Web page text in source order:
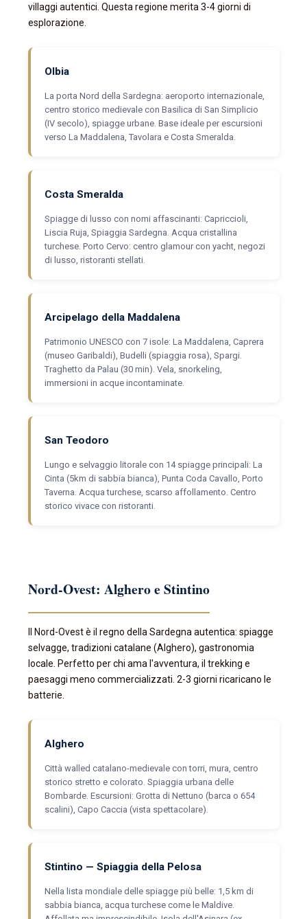
villaggi autentici. Questa regione merita 3-4 giorni di
esplorazione.
Olbia
La porta Nord della Sardegna: aeroporto internazionale,
centro storico medievale con Basilica di San Simplicio
(IV secolo), spiagge urbane. Base ideale per escursioni
verso La Maddalena, Tavolara e Costa Smeralda.
Costa Smeralda
Spiagge di lusso con nomi affascinanti: Capriccioli,
Liscia Ruja, Spiaggia Sardegna. Acqua cristallina
turchese. Porto Cervo: centro glamour con yacht, negozi
di lusso, ristoranti stellati.
Arcipelago della Maddalena
Patrimonio UNESCO con 7 isole: La Maddalena, Caprera
(museo Garibaldi), Budelli (spiaggia rosa), Spargi.
Traghetto da Palau (30 min). Vela, snorkeling,
immersioni in acque incontaminate.
San Teodoro
Lungo e selvaggio litorale con 14 spiagge principali: La
Cinta (5km di sabbia bianca), Punta Coda Cavallo, Porto
Taverna. Acqua turchese, scarso affollamento. Centro
storico vivace con ristoranti.
Nord-Ovest: Alghero e Stintino
Il Nord-Ovest è il regno della Sardegna autentica: spiagge
selvagge, tradizioni catalane (Alghero), gastronomia
locale. Perfetto per chi ama l'avventura, il trekking e
paesaggi meno commercializzati. 2-3 giorni ricaricano le
batterie.
Alghero
Città walled catalano-medievale con torri, mura, centro
storico stretto e colorato. Spiaggia urbana delle
Bombarde. Escursioni: Grotta di Nettuno (barca o 654
scalini), Capo Caccia (vista spettacolare).
Stintino — Spiaggia della Pelosa
Nella lista mondiale delle spiagge più belle: 1,5 km di
sabbia bianca, acqua turchese come le Maldive.